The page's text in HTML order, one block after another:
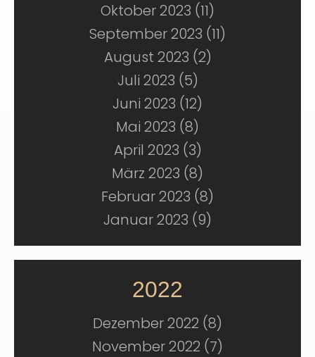
Oktober 2023 (11)
September 2023 (11)
August 2023 (2)
Juli 2023 (5)
Juni 2023 (12)
Mai 2023 (8)
April 2023 (3)
März 2023 (8)
Februar 2023 (8)
Januar 2023 (9)
2022
Dezember 2022 (8)
November 2022 (7)